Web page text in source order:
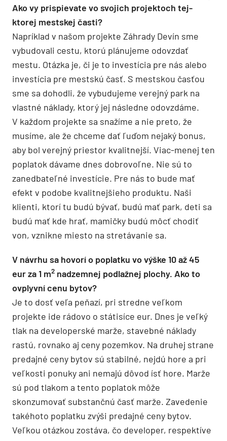
Ako vy prispievate vo svojich projektoch tej-
ktorej mestskej časti?
Napríklad v našom projekte Záhrady Devín sme
vybudovali cestu, ktorú plánujeme odovzdať
mestu. Otázka je, či je to investícia pre nás alebo
investícia pre mestskú časť. S mestskou časťou
sme sa dohodli, že vybudujeme verejný park na
vlastné náklady, ktorý jej následne odovzdáme.
V každom projekte sa snažíme a nie preto, že
musíme, ale že chceme dať ľuďom nejaký bonus,
aby bol verejný priestor kvalitnejší. Viac-menej ten
poplatok dávame dnes dobrovoľne. Nie sú to
zanedbateľné investície. Pre nás to bude mať
efekt v podobe kvalitnejšieho produktu. Naši
klienti, ktorí tu budú bývať, budú mať park, deti sa
budú mať kde hrať, mamičky budú môcť chodiť
von, vznikne miesto na stretávanie sa.
V návrhu sa hovorí o poplatku vo výške 10 až 45
eur za 1 m2 nadzemnej podlažnej plochy. Ako to
ovplyvní cenu bytov?
Je to dosť veľa peňazí, pri stredne veľkom
projekte ide rádovo o státisíce eur. Dnes je veľký
tlak na developerské marže, stavebné náklady
rastú, rovnako aj ceny pozemkov. Na druhej strane
predajné ceny bytov sú stabilné, nejdú hore a pri
veľkosti ponuky ani nemajú dôvod ísť hore. Marže
sú pod tlakom a tento poplatok môže
skonzumovať substančnú časť marže. Zavedenie
takéhoto poplatku zvýši predajné ceny bytov.
Veľkou otázkou zostáva, čo developer, respektíve